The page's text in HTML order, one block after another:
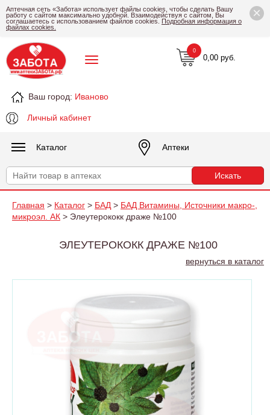
×
Аптечная сеть «Забота» использует файлы cookies, чтобы сделать Вашу
работу с сайтом максимально удобной. Взаимодействуя с сайтом, Вы
соглашаетесь с использованием файлов cookies. Подробная информация о
файлах cookies.
Ваш город: Иваново
Личный кабинет
0,00 руб.
0
Каталог Аптеки
Главная > Каталог > БАД > БАД Витамины, Источники макро-,
микроэл. АК > Элеутерококк драже №100
ЭЛЕУТЕРОКОКК ДРАЖЕ №100
вернуться в каталог